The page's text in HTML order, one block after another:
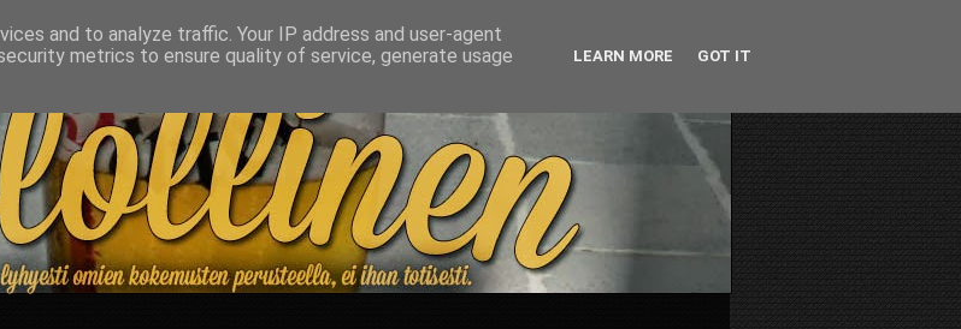
and to analyze traffic. Your IP address and user-agent
metrics to ensure quality of service, generate usage
LEARN MORE GOT IT